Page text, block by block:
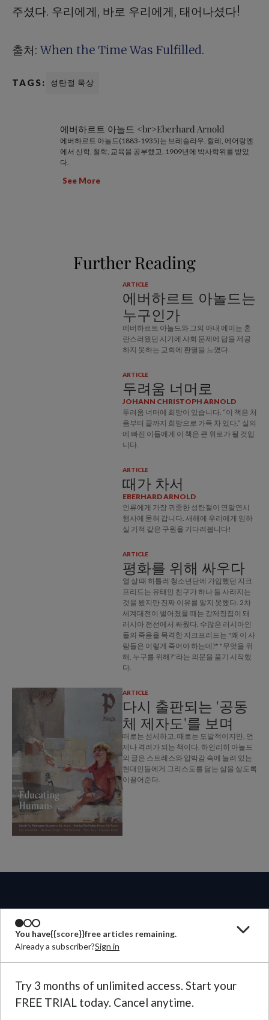
You have{{score}}free articles remaining.
Already a subscriber?Sign in
Try 3 months of unlimited access. Start your
FREE TRIAL today. Cancel anytime.
주셨다. 우리에게, 바로 우리에게, 태어나셨다!
출처:When the Time Was Fulfilled.
TAGS: 성탄절 묵상
에버하르트 아놀드 <br>Eberhard Arnold
에버하르트 아놀드(1883-1935)는 브레슬라우, 할레, 에어랑엔
에서 신학, 철학, 교육을 공부했고, 1909년에 박사학위를 받았
다.
See More
Further Reading
ARTICLE
에버하르트 아놀드는
누구인가
에버하르트 아놀드와 그의 아내 에미는 혼
란스러웠던 시기에 사회 문제에 답을 제공
하지 못하는 교회에 환멸을 느꼈다.
ARTICLE
두려움 너머로
JOHANN CHRISTOPH ARNOLD
두려움 너머에 희망이 있습니다. “이 책은 처
음부터 끝까지 희망으로 가득 차 있다.” 실의
에 빠진 이들에게 이 책은 큰 위로가 될 것입
니다.
ARTICLE
때가 차서
EBERHARD ARNOLD
인류에게 가장 귀중한 성탄절이 연말연시
행사에 묻혀 갑니다. 새해에 우리에게 임하
실 기적 같은 구원을 기다려봅니다!
ARTICLE
평화를 위해 싸우다
열 살 때 히틀러 청소년단에 가입했던 지크
프리드는 유태인 친구가 하나 둘 사라지는
것을 봤지만 진짜 이유를 알지 못했다. 2차
세계대전이 벌어졌을 때는 강제징집이 돼
러시아 전선에서 싸웠다. 수많은 러시아인
들의 죽음을 목격한 지크프리드는 "왜 이 사
람들은 이렇게 죽어야 하는데?" "무엇을 위
해, 누구를 위해?"라는 의문을 품기 시작했
다.
ARTICLE
다시 출판되는 '공동
체 제자도'를 보며
때로는 섬세하고, 때로는 도발적이지만, 언
제나 격려가 되는 책이다. 하인리히 아놀드
의 글은 스트레스와 압박감 속에 눌려 있는
현대인들에게 그리스도를 닮는 삶을 살도록
이끌어준다.
쟁기출판은
연락하기